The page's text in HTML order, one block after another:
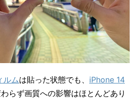
ルムは貼った状態でも、 iPhone 14
らず画質への影響はほとんどあり